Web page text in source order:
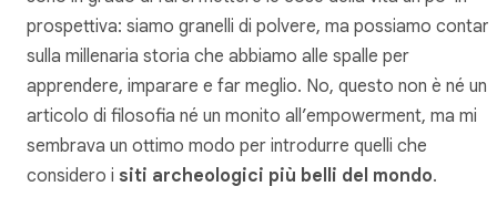
prospettiva: siamo granelli di polvere, ma possiamo
sulla millenaria storia che abbiamo alle spalle per
apprendere, imparare e far meglio. No, questo non è né un
articolo di filosofia né un monito all’empowerment, ma mi
sembrava un ottimo modo per introdurre quelli che
considero i siti archeologici più belli del mondo.